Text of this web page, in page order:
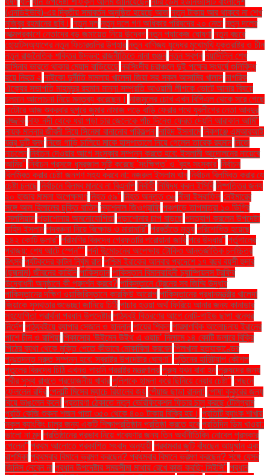
(এনডিইউবি)-এর দ্বিতীয় সমাবর্তন অনুষ্ঠিত হয়েছে আজ নতুন টাকায় আর থাকবে না শেখ
মুজিবুর রহমানের ছবি। নতুন দল নতুন দলে গণ অধিকার পরিষদের ২০ নেতা নতুন দলের
আত্মপ্রকাশে নেতাদের বড় জমায়েত নিয়ে উদ্বেগ নতুন প্যাকেজ ঘোষণা নতুন বছরে
হোয়াটসঅ্যাপের নতুন ফিচারগুলির উপহার নতুন বাণিজ্য যুদ্ধের মুখোমুখি যুক্তরাষ্ট্র ও চীন
নতুন রাজনৈতিক শক্তির উদ্ভব: রাজনীতিতে নানা গুঞ্জন নতুন স্বপ্ন নয়াদিল্লি শেখ
হাসিনার ভারতে থাকার মেয়াদ বাড়িয়েছে নরসিংদীর চরাঞ্চলে দুই পক্ষের সংঘর্ষে গুলিবিদ্ধ
হয়ে নিহত ২ নাইকো দুর্নীতি মামলায় খালেদা জিয়া সহ সকল আসামির খালাস নাগরিক
ঐক্যের সভাপতি মাহমুদুর রহমান মান্না সম্প্রতি আওয়ামী লীগকে ভোটে আনার বিষয়ে
চলমান আলোচনা নিয়ে মন্তব্য করেছেন। নাজমুলের চোখ এখন বিপিএল থেকে সরে গেছে
নাটোরে আজ শুক্রবার দুপুরে জুমার নামাজ পড়ে বাড়ি ফেরার পথে যুবলীগের নেতা আবদুর
রাজ্জাক নাফ নদী থেকে ধরা পড়া চার জেলেকে পাঁচ দিনেও ফেরত দেয়নি আরাকান আর্মি"
নায়ক মান্নার জীবনী নিয়ে সিনেমা বানানোর পরিকল্পনা নাহিদ ইসলামে নিকগঞ্জে এমআরআই
যন্ত্র দুটি বন্ধ নিজে গাড়ি চালিয়ে মাকে হাসপাতালে নিয়ে গেলেন তারেক রহমান নিজে
নাচলেন নির্বাচন দেওয়ার আগে সংস্কার সম্পন্ন করতে হবে: ইসলামী আন্দোলনের নায়েবে
আমির" নির্বাচন প্রসঙ্গে ধূম্রজাল সৃষ্টি করেছে 'সংক্ষিপ্ত' ও 'বৃহৎ সংস্কার' নির্বাচন
বিলম্বিত করার চেষ্টা জনগণ সহ্য করবে না: নজরুল ইসলাম খান নির্বাচন বিলম্বিত করার যে
চেষ্টা চলছে নির্বাচনে বিলম্ব মানবে না বিএনপি নির্বাহী নিষিদ্ধ করল ইসিবি নিষ্পত্তির জন্য
২০ হাজার মামলা অপেক্ষমাণ নিহত ৫৯" নিহত অন্তত ৩৬ নীলা ইসরাফিল নেইমারের
সঙ্গে আল হিলালের চুক্তি বাতিল ন্যাশনাল জিওগ্রাফি পঞ্চগড়ে তাপমাত্রা ১০ ডিগ্রি
সেলসিয়াস পড়াশোনায় অমনোযোগিতা পড়াশোনার চাপ বাড়ছে পদত্যাগ করলেন উপদেষ্টা
নাহিদ ইসলাম পদবঞ্চনা নিয়ে বিক্ষোভ ও মারামারি" পরবর্তীতে মৃত্যু পরিশোধিত হয়েছে
২৪২ কোটি ডলার" পরীমণির বিরুদ্ধে গ্রেফতারি পরোয়ানা জারি পরে উদ্ধার" পর্তুগালের
পরাজয়; শেষ আটে স্পেন"" পর্দা উন্মোচনের অপেক্ষায় টোকিও আন্তর্জাতিক চলচ্চিত্র
উৎসব পর্যটকদের কাটল নির্ঘুম রাত পশ্চিম ইরাকের আনবার প্রদেশে ১৭ বছর বয়সী হুদার
(ছদ্মনাম) জীবনের কাহিনি পাকিস্তান পাকিস্তান বিমানবাহিনী চ্যাম্পিয়নস ট্রফির
উদ্বোধনী অনুষ্ঠানে কী প্রদর্শন করবে? পাকিস্তানে ট্রেনের সব জিম্মি উদ্ধার
পাকিস্তানের দক্ষিণ ওয়াজিরিস্তানে কারফিউ আরোপ পাকিস্তানের প্রধানমন্ত্রীর খালেদা
জিয়াকে সুস্থতার শুভেচ্ছা জানিয়ে চিঠি পাচার হওয়া অর্থ ফিরিয়ে আনার জন্য কানাডার
সহযোগিতা প্রার্থনা প্রধান উপদেষ্টার পাঠ্যবই বিতরণের আগে নোট-গাইড ছাপা বন্ধের
নির্দেশ পাঠ্যবইয়ে র‍্যাপার সেজান ও হান্নান পায়ের শিকল পারমাণবিক আলোচনায় ইরানের
পাশে চীন ও রাশিয়া পিকাসোর ‘উইমেন উইথ এ ওয়াচ’ নিলামে ১৪ কোটি ডলারে বিক্রি
পিঠের ব্যথা থেকে মুক্তি পেতে কীভাবে মোকাবিলা করবেন পিলখানা হত্যাকাণ্ডের
পুনঃতদন্ত দ্রুত সম্পন্ন হবে: স্বরাষ্ট্র উপদেষ্টার ঘোষণা" পুতিনের হানিট্র্যাপ কৌশল
পুতুলের বিরুদ্ধে চিঠি এখনও পায়নি পররাষ্ট্র মন্ত্রণালয় পুরুষ যখন বাবা হন পুরুষদের জন্য
শরীর সুস্থ রাখতে প্রয়োজনীয় খাবার পুলিশকে হামলা করে ছিনিয়ে নেয়ার চেষ্টা" পেছনে
ফেললেন রদ্রি পেনাল্টি মিসের ম্যাচে রিয়ালের জয় পেঁয়াজ ছাড়া রান্না! পোষা কুকুরের জন্য
বিয়ে ভাঙলেন কনে! প্রতারণা ঠেকাতে নতুন ভেরিফিকেশন ফিচার চালু করছে টেলিগ্রাম
প্রতি কেজি শুকনা শজন পাতা ৩৫০ থেকে ৪০০ টাকায় বিক্রি হয়। প্রতিটি ব্যাংক শাখায়
স্কুল ব্যাংকিং চালুর জন্য একটি শিক্ষাপ্রতিষ্ঠান প্রতিষ্ঠা করতে হবে প্রতিদিন ডিম খাওয়া:
ভালো না মন্দ প্রতিষ্ঠানের প্রভাব নিয়ে গবেষণার জন্য তিন অর্থনীতিবিদ নোবেল পুরস্কার
পেলেন" প্রথম আলোতে প্রকাশিত সংবাদ অনুযায়ী প্রথমবার জুটি বাঁধছেন আয়ুষ্মান এবং
রাশমিকা প্রথমবার বিমানে ভ্রমণ করছেন? প্রথমবার বিমানে ভ্রমণ করছেন? সঙ্গে যেসব
জিনিস নেবেন না প্রধান উপদেষ্টার সময়সীমা মাথায় রেখে কাজ করছি: সিইসি" প্রধান